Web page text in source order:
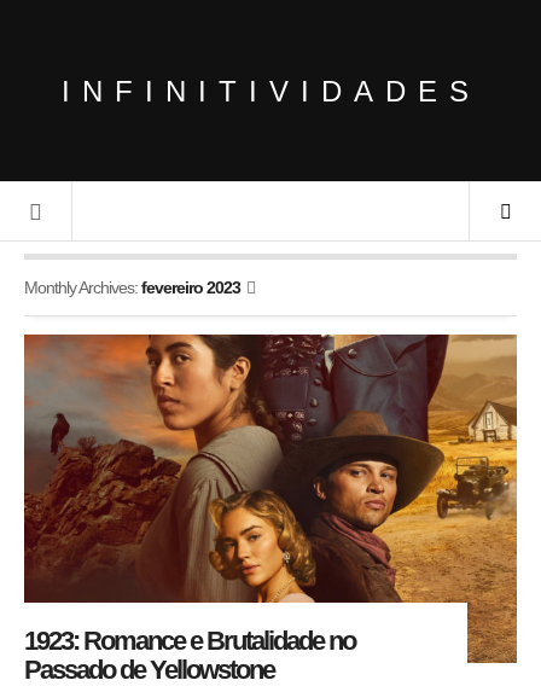
INFINITIVIDADES
Monthly Archives:fevereiro 2023
1923: Romance e Brutalidade no
Passado de Yellowstone